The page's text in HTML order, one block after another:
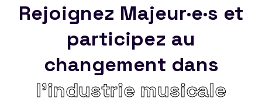
Rejoignez Majeur·e·s et
participez au
changement dans
l’industrie musicale